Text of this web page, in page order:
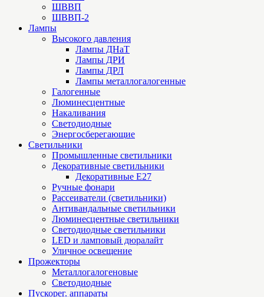
ШВВП
ШВВП-2
Лампы
Высокого давления
Лампы ДНаТ
Лампы ДРИ
Лампы ДРЛ
Лампы металлогалогенные
Галогенные
Люминесцентные
Накаливания
Светодиодные
Энергосберегающие
Светильники
Промышленные светильники
Декоративные светильники
Декоративные Е27
Ручные фонари
Рассеиватели (светильники)
Антивандальные светильники
Люминесцентные светильники
Cветодиодные светильники
LED и ламповый дюралайт
Уличное освещение
Прожекторы
Металлогалогеновые
Светодиодные
Пускорег. аппараты